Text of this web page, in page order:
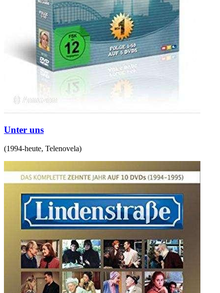
Unter uns
(1994-heute, Telenovela)